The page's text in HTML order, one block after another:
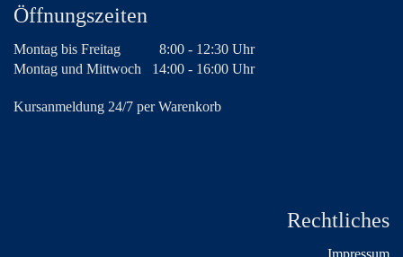
Öffnungszeiten
Montag bis Freitag
8:00 - 12:30 Uhr
Montag und Mittwoch 14:00 - 16:00 Uhr
Kursanmeldung 24/7 per Warenkorb
Rechtliches